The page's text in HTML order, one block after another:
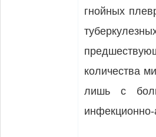
гнойных
количества
лишь с
инфекционно-